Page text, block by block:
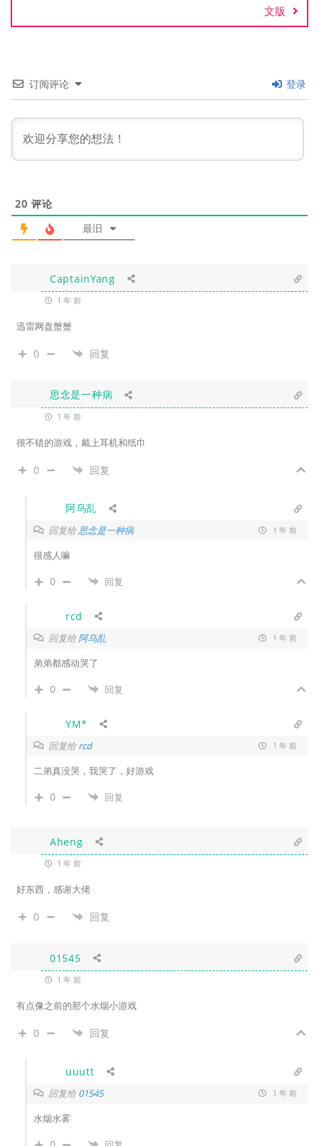
文版
订阅评论 登录
20 评论
最旧
CaptainYang
1 年 前
迅雷网盘蟹蟹
0 回复
思念是一种病
1 年 前
很不错的游戏，戴上耳机和纸巾
0 回复
阿乌乱
回复给思念是一种病 1 年 前
很感人嘛
0 回复
rcd
回复给阿乌乱 1 年 前
弟弟都感动哭了
0 回复
YM*
回复给rcd 1 年 前
二弟真没哭，我哭了，好游戏
0 回复
Aheng
1 年 前
好东西，感谢大佬
0 回复
01545
1 年 前
有点像之前的那个水烟小游戏
0 回复
uuutt
回复给01545 1 年 前
水烟水雾